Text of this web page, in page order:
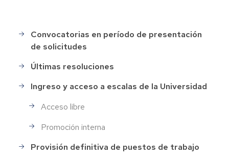
Selección
de
Personal
Convocatorias en período de presentación
de solicitudes
Últimas resoluciones
Ingreso y acceso a escalas de la Universidad
Acceso libre
Promoción interna
Provisión definitiva de puestos de trabajo